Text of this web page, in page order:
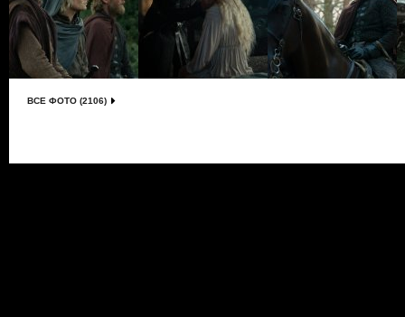
ВСЕ ФОТО (2106)